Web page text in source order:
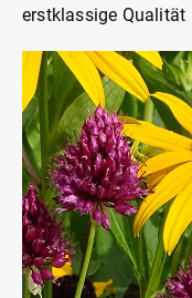
erstklassige Qualität